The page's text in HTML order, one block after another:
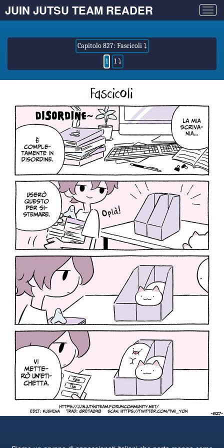
JUIN JUTSU TEAM READER
Capitolo 827: Fascicoli ⤵
1
1 ⤵